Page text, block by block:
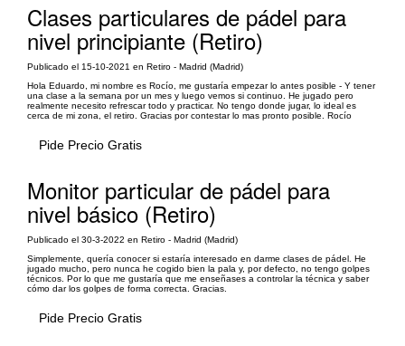
Clases particulares de pádel para
nivel principiante (Retiro)
Publicado el 15-10-2021 en Retiro - Madrid (Madrid)
Hola Eduardo, mi nombre es Rocío, me gustaría empezar lo antes posible - Y tener
una clase a la semana por un mes y luego vemos si continuo. He jugado pero
realmente necesito refrescar todo y practicar. No tengo donde jugar, lo ideal es
cerca de mi zona, el retiro. Gracias por contestar lo mas pronto posible. Rocío
Pide Precio Gratis
Monitor particular de pádel para
nivel básico (Retiro)
Publicado el 30-3-2022 en Retiro - Madrid (Madrid)
Simplemente, quería conocer si estaría interesado en darme clases de pádel. He
jugado mucho, pero nunca he cogido bien la pala y, por defecto, no tengo golpes
técnicos. Por lo que me gustaría que me enseñases a controlar la técnica y saber
cómo dar los golpes de forma correcta. Gracias.
Pide Precio Gratis